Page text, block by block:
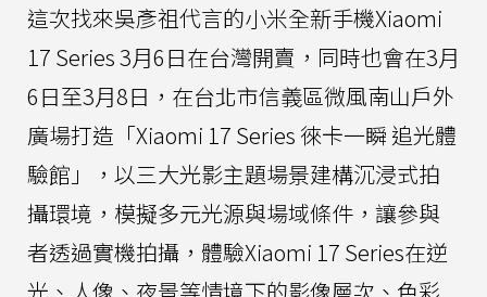
這次找來吳彥祖代言的小米全新手機Xiaomi
17 Series 3月6日在台灣開賣，同時也會在3月
6日至3月8日，在台北市信義區微風南山戶外
廣場打造「Xiaomi 17 Series 徠卡一瞬 追光體
驗館」，以三大光影主題場景建構沉浸式拍
攝環境，模擬多元光源與場域條件，讓參與
者透過實機拍攝，體驗Xiaomi 17 Series在逆